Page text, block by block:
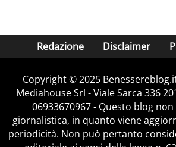
Redazione Disclaimer
Copyright © 2025
Mediahouse Srl - Viale Sarca 336
06933670967 - Questo blog
giornalistica, in quanto viene
periodicità. Non può pertanto